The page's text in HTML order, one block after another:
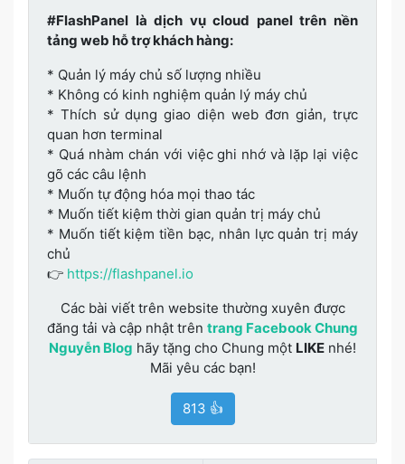
#FlashPanel là dịch vụ cloud panel trên nền
tảng web hỗ trợ khách hàng:
* Quản lý máy chủ số lượng nhiều
* Không có kinh nghiệm quản lý máy chủ
* Thích sử dụng giao diện web đơn giản, trực
quan hơn terminal
* Quá nhàm chán với việc ghi nhớ và lặp lại việc
gõ các câu lệnh
* Muốn tự động hóa mọi thao tác
* Muốn tiết kiệm thời gian quản trị máy chủ
* Muốn tiết kiệm tiền bạc, nhân lực quản trị máy
chủ
👉 https://flashpanel.io
Các bài viết trên website thường xuyên được
đăng tải và cập nhật trên trang Facebook Chung
Nguyễn Blog hãy tặng cho Chung một LIKE nhé!
Mãi yêu các bạn!
813 👍